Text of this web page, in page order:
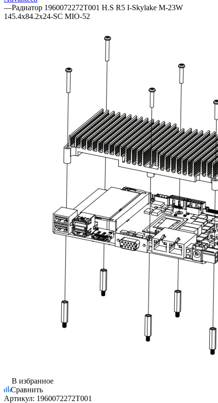
—Радиатор 1960072272T001 H.S R5 I-Skylake M-23W
145.4x84.2x24-SC MIO-52
В избранное
Сравнить
Артикул: 1960072272T001